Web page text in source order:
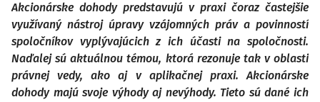
Akcionárske dohody predstavujú v praxi čoraz častejšie
využívaný nástroj úpravy vzájomných práv a povinností
spoločníkov vyplývajúcich z ich účasti na spoločnosti.
Naďalej sú aktuálnou témou, ktorá rezonuje tak v oblasti
právnej vedy, ako aj v aplikačnej praxi. Akcionárske
dohody majú svoje výhody aj nevýhody. Tieto sú dané ich